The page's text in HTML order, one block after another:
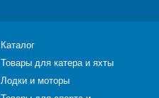
Каталог
Товары для катера и яхты
Лодки и моторы